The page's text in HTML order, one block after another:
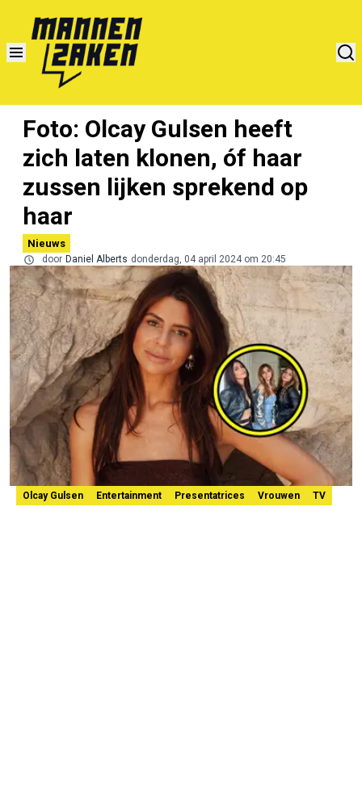
Foto: Olcay Gulsen heeft
zich laten klonen, óf haar
zussen lijken sprekend op
haar
Nieuws
door Daniel Alberts donderdag, 04 april 2024 om 20:45
Olcay Gulsen Entertainment Presentatrices Vrouwen TV